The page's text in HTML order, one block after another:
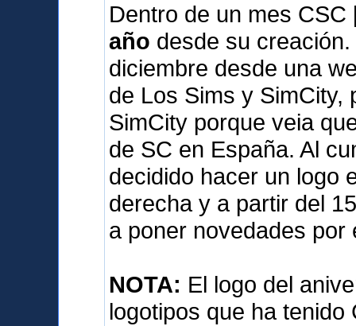
Dentro de un mes
año desde su
diciembre desde una
de Los Sims y SimCity,
SimCity porque veia
de SC en España. Al
decidido hacer un logo
derecha y a partir del
a poner novedades
NOTA: El logo del
logotipos que ha tenido